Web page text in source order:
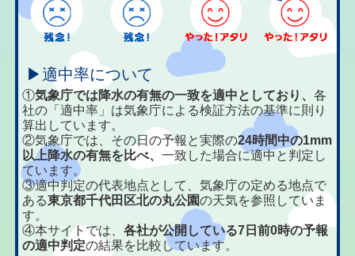
▶適中率について
①気象庁では降水の有無の一致を適中としており、各
社の「適中率」は気象庁による検証方法の基準に則り
算出しています。
②気象庁では、その日の予報と実際の24時間中の1mm
以上降水の有無を比べ、一致した場合に適中と判定し
ています。
③適中判定の代表地点として、気象庁の定める地点で
ある東京都千代田区北の丸公園の天気を参照していま
す。
④本サイトでは、各社が公開している7日前0時の予報
の適中判定の結果を比較しています。